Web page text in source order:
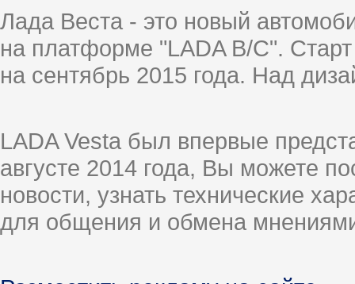
Лада Веста - это новый
на платформе "LADA B/C".
на сентябрь 2015 года. Над
LADA Vesta был впервые
августе 2014 года, Вы можете
новости, узнать технические
для общения и обмена